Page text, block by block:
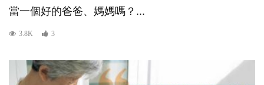
當一個好的爸爸、媽媽嗎？...
3.8K 3